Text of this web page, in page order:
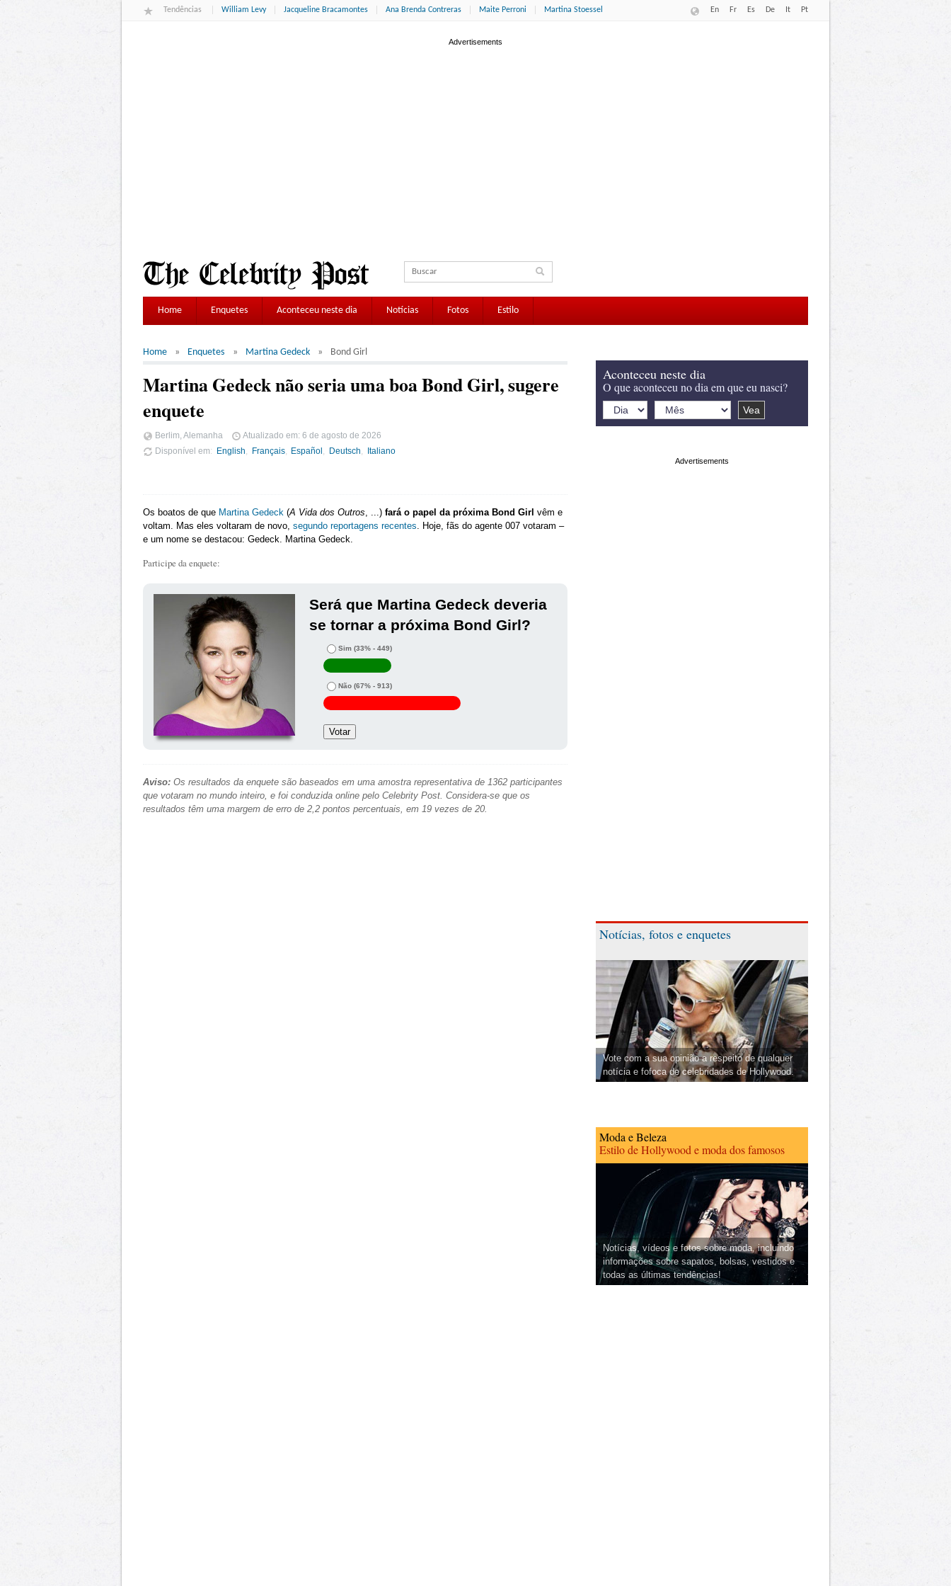
Tendências William Levy Jacqueline Bracamontes Ana Brenda Contreras Maite Perroni Martina Stoessel En Fr Es De It Pt
Home Enquetes Aconteceu neste dia Notícias Fotos Estilo
Home Enquetes Martina Gedeck Bond Girl
Martina Gedeck não seria uma boa Bond Girl, sugere
enquete
Berlim, Alemanha Atualizado em: 6 de agosto de 2026
Disponível em
English Français Español Deutsch Italiano
Os boatos de que Martina Gedeck (A Vida dos Outros , ...) fará o papel da próxima Bond Girl vêm e
voltam. Mas eles voltaram de novo, segundo reportagens recentes . Hoje, fãs do agente 007 votaram –
e um nome se destacou: Gedeck. Martina Gedeck.
Participe da enquete:
Será que Martina Gedeck deveria
se tornar a próxima Bond Girl?
Sim (33% - 449)
Não (67% - 913)
Aviso: Os resultados da enquete são baseados em uma amostra representativa de 1362 participantes
que votaram no mundo inteiro, e foi conduzida online pelo Celebrity Post. Considera-se que os
resultados têm uma margem de erro de 2,2 pontos percentuais, em 19 vezes de 20.
Aconteceu neste dia
O que aconteceu no dia em que eu nasci?
Notícias, fotos e enquetes
Vote com a sua opinião a respeito de qualquer
notícia e fofoca de celebridades de Hollywood.
Moda e Beleza
Estilo de Hollywood e moda dos famosos
Notícias, vídeos e fotos sobre moda, incluindo
informações sobre sapatos, bolsas, vestidos e
todas as últimas tendências!